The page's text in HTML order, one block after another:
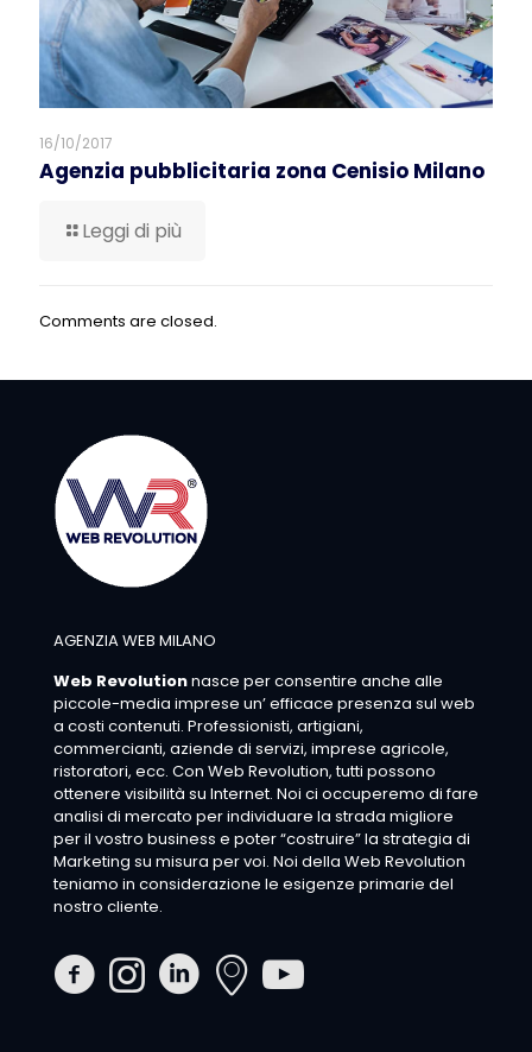
16/10/2017
Agenzia pubblicitaria zona Cenisio Milano
Leggi di più
Comments are closed.
AGENZIA WEB MILANO
Web Revolutionnasce per consentire anche alle
piccole-media imprese un’ efficace presenza sul web
a costi contenuti. Professionisti, artigiani,
commercianti, aziende di servizi, imprese agricole,
ristoratori, ecc. Con Web Revolution, tutti possono
ottenere visibilità su Internet. Noi ci occuperemo di fare
analisi di mercato per individuare la strada migliore
per il vostro business e poter “costruire” la strategia di
Marketing su misura per voi. Noi della Web Revolution
teniamo in considerazione le esigenze primarie del
nostro cliente.